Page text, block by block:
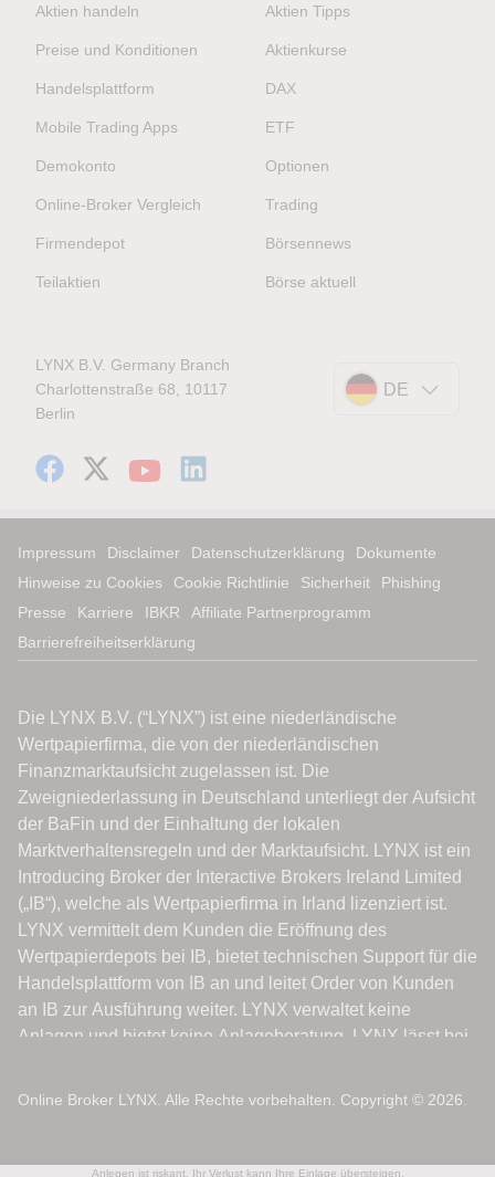
Aktien handeln
Preise und Konditionen
Handelsplattform
Mobile Trading Apps
Demokonto
Online-Broker Vergleich
Firmendepot
Teilaktien
Aktien Tipps
Aktienkurse
DAX
ETF
Optionen
Trading
Börsennews
Börse aktuell
LYNX B.V. Germany Branch
Charlottenstraße 68, 10117
Berlin
DE
Impressum Disclaimer Datenschutzerklärung
Dokumente
Hinweise zu Cookies
Cookie Richtlinie Sicherheit
Phishing
Presse
Karriere IBKR
Affiliate Partnerprogramm
Barrierefreiheitserklärung
Online Broker LYNX. Alle Rechte vorbehalten. Copyright © 2026.
Anlegen ist riskant. Ihr Verlust kann Ihre Einlage übersteigen.